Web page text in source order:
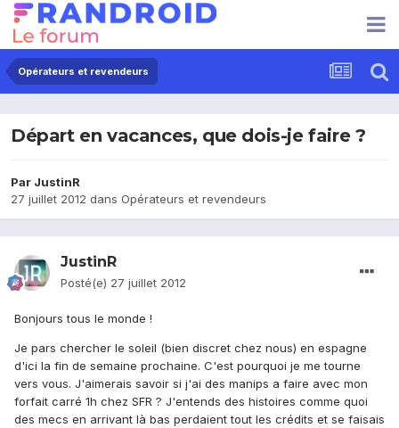
Opérateurs et revendeurs
Départ en vacances, que dois-je faire ?
Par JustinR
27 juillet 2012 dans Opérateurs et revendeurs
JustinR
Posté(e) 27 juillet 2012
Bonjours tous le monde !
Je pars chercher le soleil (bien discret chez nous) en espagne
d'ici la fin de semaine prochaine. C'est pourquoi je me tourne
vers vous. J'aimerais savoir si j'ai des manips a faire avec mon
forfait carré 1h chez SFR ? J'entends des histoires comme quoi
des mecs en arrivant là bas perdaient tout les crédits et se faisais